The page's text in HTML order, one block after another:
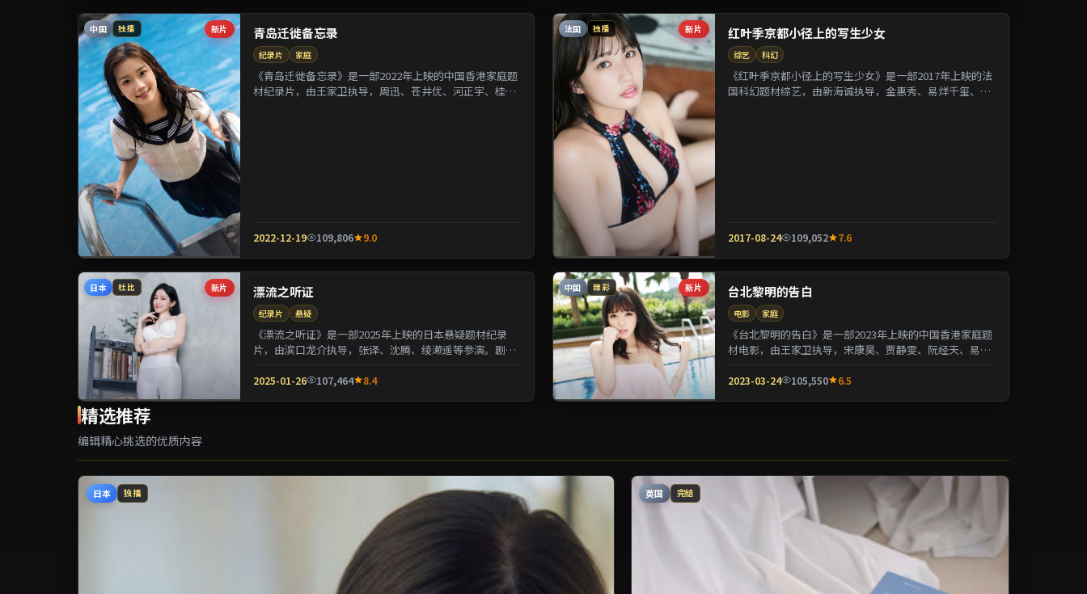
新片
中国 独播 青岛迁徙备忘录
纪录片 家庭
《青岛迁徙备忘录》是一部2022年上映的中国香港家庭题
材纪录片，由王家卫执导，周迅、苍井优、河正宇、桂纶
2022-12-19 109,806 9.0
新片
法国 独播 红叶季京都小径上的写生少女
综艺 科幻
《红叶季京都小径上的写生少女》是一部2017年上映的法
国科幻题材综艺，由新海诚执导，金惠秀、易烊千玺、张
2017-08-24 109,052 7.6
新片
日本 杜比 漂流之听证
纪录片 悬疑
《漂流之听证》是一部2025年上映的日本悬疑题材纪录
片，由滨口龙介执导，张译、沈腾、绫濑遥等参演。剧情
2025-01-26 107,464 8.4
新片
中国 臻彩 台北黎明的告白
电影 家庭
《台北黎明的告白》是一部2023年上映的中国香港家庭题
材电影，由王家卫执导，宋康昊、贾静雯、阮经天、易烊
2023-03-24 105,550 6.5
精选推荐
编辑精心挑选的优质内容
日本 独播 英国 完结